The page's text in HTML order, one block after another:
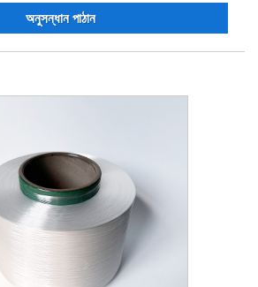
ধারাবাহিকভাবে উচ্চ-মানের পণ্য, একটি দৃঢ় খ্যাতি
ক্ষমতা রয়েছে।
অনুসন্ধান পাঠান